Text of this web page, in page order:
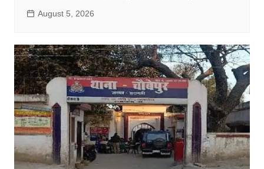
August 5, 2026